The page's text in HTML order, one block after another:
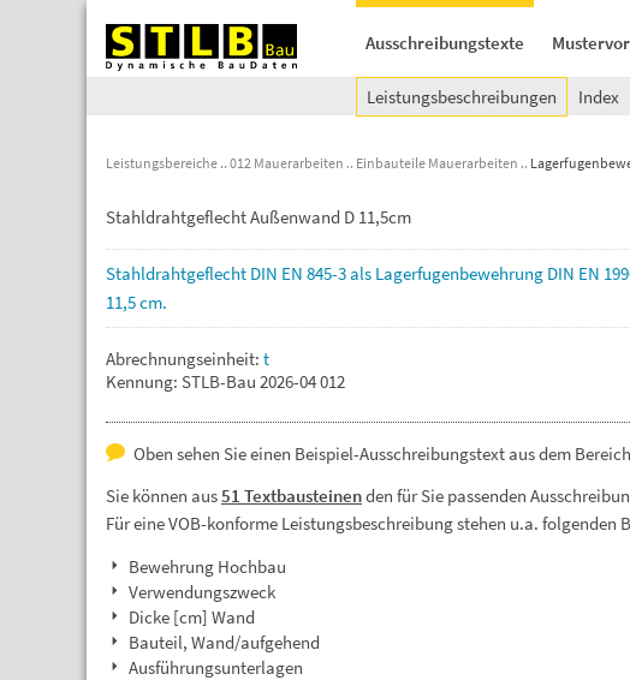
Ausschreibungstexte
Leistungsbeschreibungen Index
Leistungsbereiche 012 Mauerarbeiten Einbauteile Mauerarbeiten
Stahldrahtgeflecht Außenwand D 11,5cm
Stahldrahtgeflecht DIN EN 845-3als Lagerfugenbewehrung DIN EN
11,5cm.
Abrechnungseinheit: t
Kennung: STLB-Bau 2026-04 012
Oben sehen Sie einen Beispiel-Ausschreibungstext aus dem
Sie können aus51 Textbausteinenden für Sie passenden
Für eine VOB-konforme Leistungsbeschreibung stehen u.a. folgenden
Bewehrung Hochbau
Verwendungszweck
Dicke [cm] Wand
Bauteil, Wand/aufgehend
Ausführungsunterlagen